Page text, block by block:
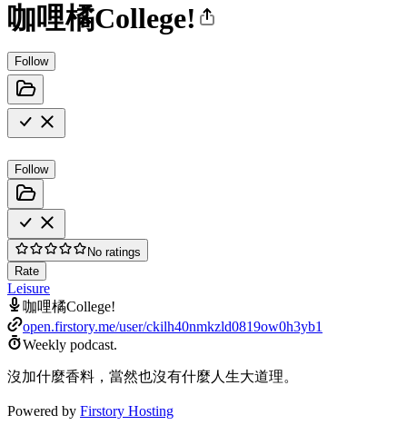
咖哩橘College!
Follow
Follow
No ratings
Rate
Leisure
咖哩橘College!
open.firstory.me/user/ckilh40nmkzld0819ow0h3yb1
Weekly podcast.
沒加什麼香料，當然也沒有什麼人生大道理。
Powered by Firstory Hosting